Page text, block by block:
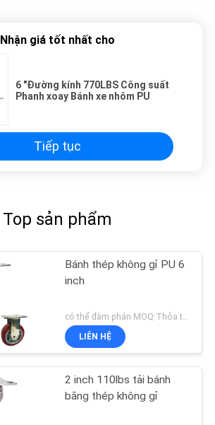
Nhận giá tốt nhất cho
6 "Đường kính 770LBS Công suất
Phanh xoay Bánh xe nhôm PU
Tiếp tục
Top sản phẩm
Bánh thép không gỉ PU 6
inch
LIÊN HỆ
2 inch 110lbs tải bánh
bằng thép không gỉ